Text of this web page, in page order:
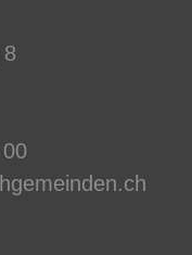
0
m nd n ch